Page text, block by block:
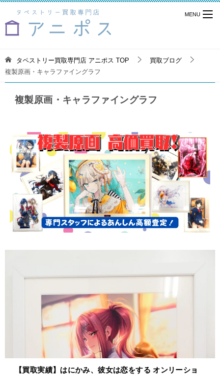
タペストリー買取専門店 アニポス TOP
買取ブログ
複製原画・キャラファイングラフ
複製原画・キャラファイングラフ
【買取実績】はにかみ、彼女は恋をする オンリーショ